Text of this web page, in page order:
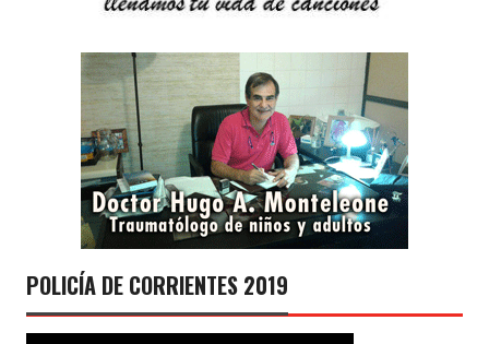
POLICÍA DE CORRIENTES 2019